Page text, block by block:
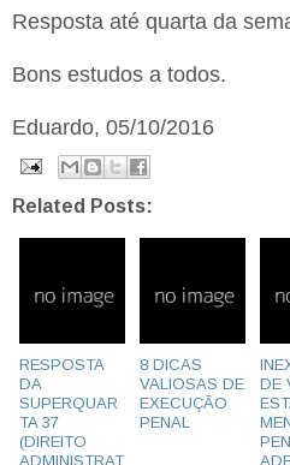
Resposta até quarta da
Bons estudos a todos.
Eduardo, 05/10/2016
Related Posts:
RESPOSTA
DA
SUPERQUAR
TA 37
(DIREITO
ADMINISTRAT
8 DICAS
VALIOSAS DE
EXECUÇÃO
PENAL
DE